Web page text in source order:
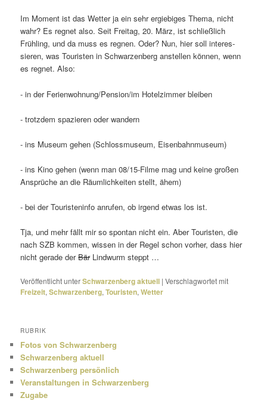
Im Moment ist das Wetter ja ein sehr ergie­biges Thema, nicht
wahr? Es regnet also. Seit Freitag, 20. März, ist schließ­lich
Frühling, und da muss es regnen. Oder? Nun, hier soll inter­es­
sieren, was Touristen in Schwarzenberg anstellen können, wenn
es regnet. Also:
- in der Ferienwohnung/Pension/im Hotelzimmer bleiben
- trotzdem spazieren oder wandern
- ins Museum gehen (Schlossmuseum, Eisenbahnmuseum)
- ins Kino gehen (wenn man 08/15-Filme mag und keine großen
Ansprüche an die Räumlichkeiten stellt, ähem)
- bei der Touristeninfo anrufen, ob irgend etwas los ist.
Tja, und mehr fällt mir so spontan nicht ein. Aber Touristen, die
nach SZB kommen, wissen in der Regel schon vorher, dass hier
nicht gerade derBärLindwurm steppt …
Veröffentlicht unterSchwarzenberg aktuell |Verschlagwortet mit
Freizeit,Schwarzenberg,Touristen,Wetter
RUBRIK
Fotos von Schwarzenberg
Schwarzenberg aktuell
Schwarzenberg persönlich
Veranstaltungen in Schwarzenberg
Zugabe